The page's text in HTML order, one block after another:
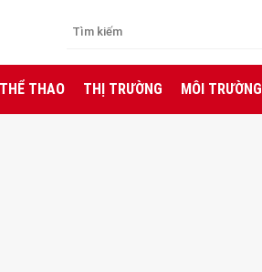
THAO THỊ TRƯỜNG MÔI TRƯỜNG